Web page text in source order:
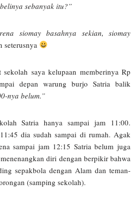
sebanyak itu?”
siomay basahnya sekian, siomay
seterusnya
saya kelupaan memberinya Rp
depan warung burjo Satria balik
nya belum.”
Satria hanya sampai jam 11:00.
dia sudah sampai di rumah. Agak
sampai jam 12:15 Satria belum juga
diri dengan berpikir bahwa
sepakbola dengan Alam dan teman-
(samping sekolah).